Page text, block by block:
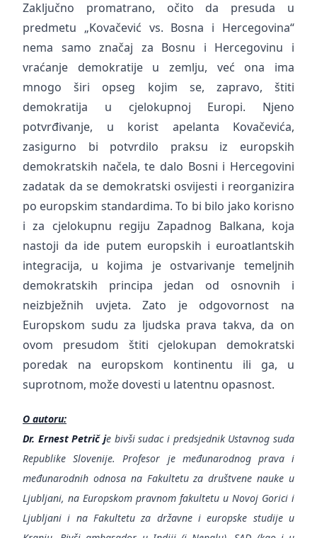
Zaključno promatrano, očito da presuda u
predmetu „Kovačević vs. Bosna i Hercegovina“
nema samo značaj za Bosnu i Hercegovinu i
vraćanje demokratije u zemlju, već ona ima
mnogo širi opseg kojim se, zapravo, štiti
demokratija u cjelokupnoj Europi. Njeno
potvrđivanje, u korist apelanta Kovačevića,
zasigurno bi potvrdilo praksu iz europskih
demokratskih načela, te dalo Bosni i Hercegovini
zadatak da se demokratski osvijesti i reorganizira
po europskim standardima. To bi bilo jako korisno
i za cjelokupnu regiju Zapadnog Balkana, koja
nastoji da ide putem europskih i euroatlantskih
integracija, u kojima je ostvarivanje temeljnih
demokratskih principa jedan od osnovnih i
neizbježnih uvjeta. Zato je odgovornost na
Europskom sudu za ljudska prava takva, da on
ovom presudom štiti cjelokupan demokratski
poredak na europskom kontinentu ili ga, u
suprotnom, može dovesti u latentnu opasnost.
O autoru:
Dr. Ernest Petrič je bivši sudac i predsjednik Ustavnog suda
Republike Slovenije. Profesor je međunarodnog prava i
međunarodnih odnosa na Fakultetu za društvene nauke u
Ljubljani, na Europskom pravnom fakultetu u Novoj Gorici i
Ljubljani i na Fakultetu za državne i europske studije u